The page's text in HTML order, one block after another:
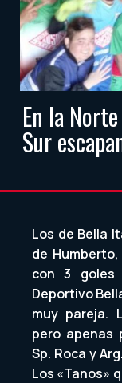
En la
Sur
Los de Bella
de
con 3 goles
Deportivo
muy pareja.
pero apenas
Sp. Roca y
Los «Tanos»